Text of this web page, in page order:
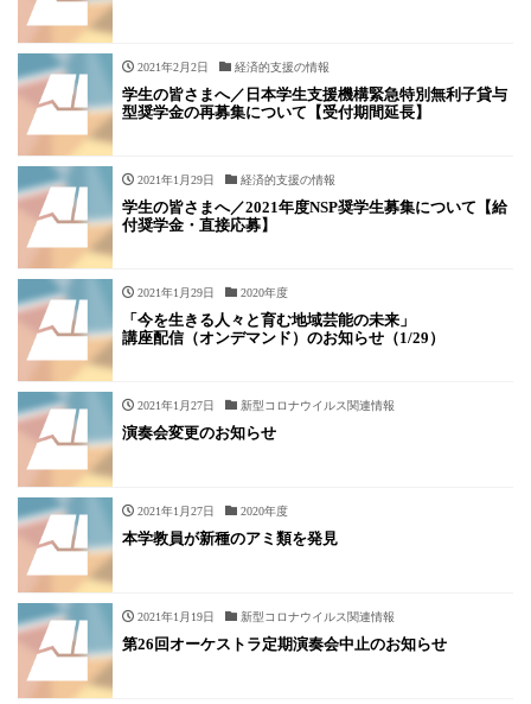
2021年2月2日 経済的支援の情報
学生の皆さまへ／日本学生支援機構緊急特別無利子貸与
型奨学金の再募集について【受付期間延長】
2021年1月29日 経済的支援の情報
学生の皆さまへ／2021年度NSP奨学生募集について【給
付奨学金・直接応募】
2021年1月29日 2020年度
「今を生きる人々と育む地域芸能の未来」
講座配信（オンデマンド）のお知らせ（1/29）
2021年1月27日 新型コロナウイルス関連情報
演奏会変更のお知らせ
2021年1月27日 2020年度
本学教員が新種のアミ類を発見
2021年1月19日 新型コロナウイルス関連情報
第26回オーケストラ定期演奏会中止のお知らせ